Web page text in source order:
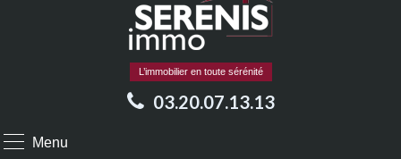
L’immobilier en toute sérénité
03.20.07.13.13
Menu